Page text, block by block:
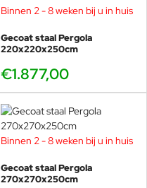
Binnen 2 - 8 weken bij u in huis
Gecoat staal Pergola
220x220x250cm
€1.877,00
Binnen 2 - 8 weken bij u in huis
Gecoat staal Pergola
270x270x250cm